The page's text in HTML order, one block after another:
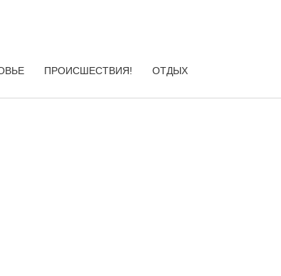
ПРОИСШЕСТВИЯ! ОТДЫХ